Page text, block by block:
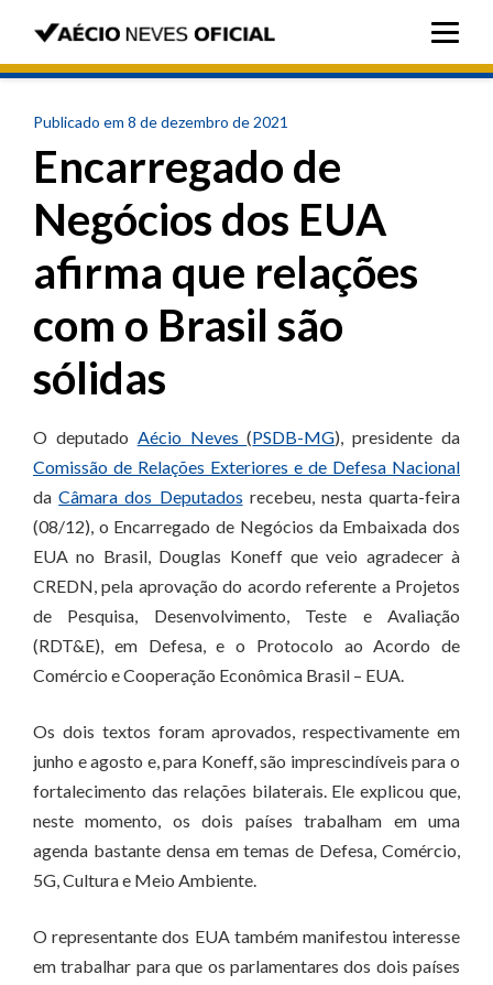
Publicado em 8 de dezembro de 2021
Encarregado de
Negócios dos EUA
afirma que relações
com o Brasil são
sólidas
O deputado Aécio Neves(PSDB-MG), presidente da
Comissão de Relações Exteriores e de Defesa Nacional
daCâmara dos Deputados recebeu, nesta quarta-feira
(08/12), o Encarregado de Negócios da Embaixada dos
EUA no Brasil, Douglas Koneff que veio agradecer à
CREDN, pela aprovação do acordo referente a Projetos
de Pesquisa, Desenvolvimento, Teste e Avaliação
(RDT&E), em Defesa, e o Protocolo ao Acordo de
Comércio e Cooperação Econômica Brasil – EUA.
Os dois textos foram aprovados, respectivamente em
junho e agosto e, para Koneff, são imprescindíveis para o
fortalecimento das relações bilaterais. Ele explicou que,
neste momento, os dois países trabalham em uma
agenda bastante densa em temas de Defesa, Comércio,
5G, Cultura e Meio Ambiente.
O representante dos EUA também manifestou interesse
em trabalhar para que os parlamentares dos dois países